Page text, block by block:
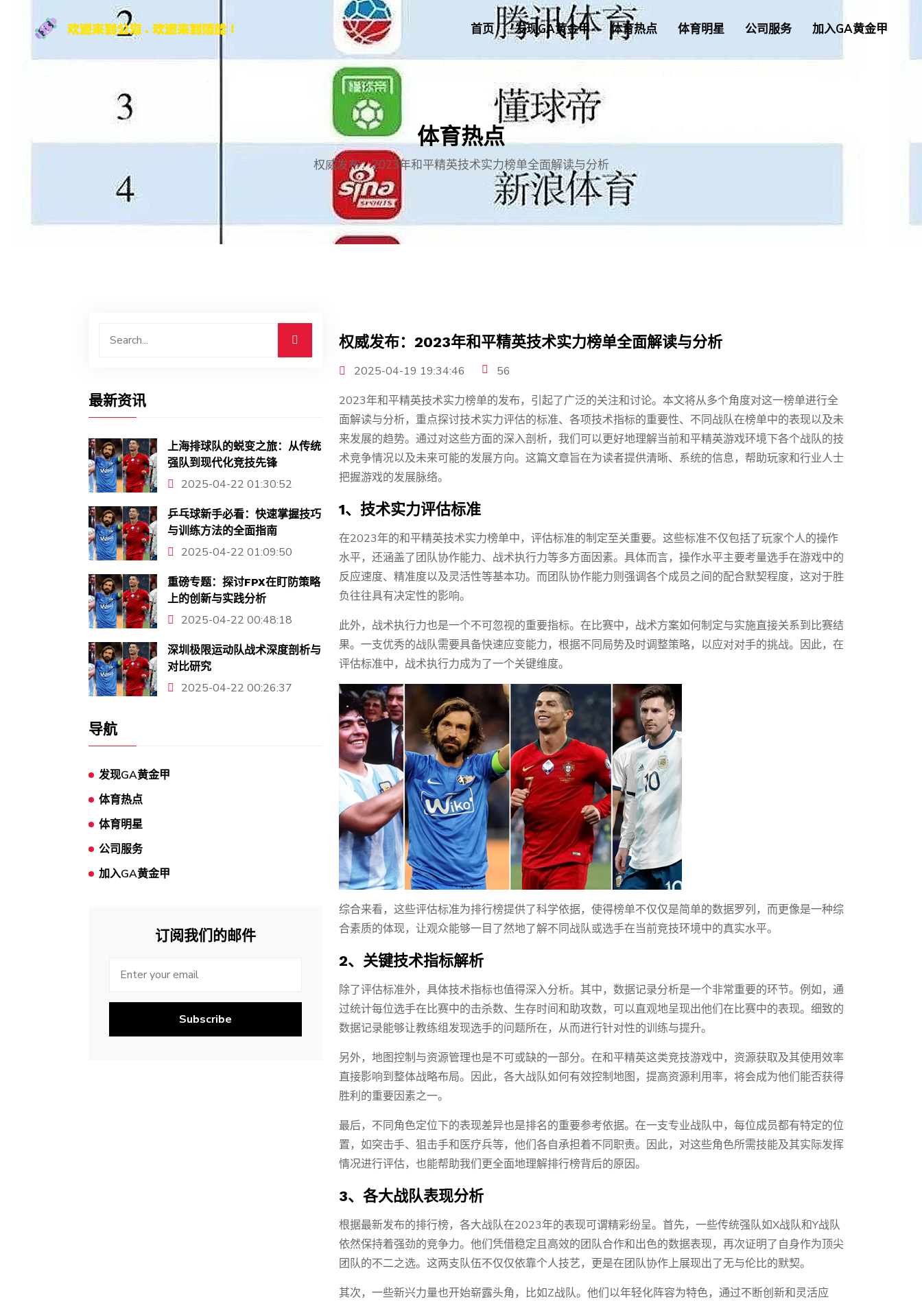
首页 发现GA黄金甲 体育热点 体育明星 公司服务 加入GA黄金甲
体育热点
权威发布：2023年和平精英技术实力榜单全面解读与分析
最新资讯
上海排球队的蜕变之旅：从传统
强队到现代化竞技先锋
2025-04-22 01:30:52
乒乓球新手必看：快速掌握技巧
与训练方法的全面指南
2025-04-22 01:09:50
重磅专题：探讨FPX在盯防策略
上的创新与实践分析
2025-04-22 00:48:18
深圳极限运动队战术深度剖析与
对比研究
2025-04-22 00:26:37
导航
发现GA黄金甲
体育热点
体育明星
公司服务
加入GA黄金甲
订阅我们的邮件
Subscribe
权威发布：2023年和平精英技术实力榜单全面解读与分析
2025-04-19 19:34:46
56
2023年和平精英技术实力榜单的发布，引起了广泛的关注和讨论。本文将从多个角度对这一榜单进行全
面解读与分析，重点探讨技术实力评估的标准、各项技术指标的重要性、不同战队在榜单中的表现以及未
来发展的趋势。通过对这些方面的深入剖析，我们可以更好地理解当前和平精英游戏环境下各个战队的技
术竞争情况以及未来可能的发展方向。这篇文章旨在为读者提供清晰、系统的信息，帮助玩家和行业人士
把握游戏的发展脉络。
1、技术实力评估标准
在2023年的和平精英技术实力榜单中，评估标准的制定至关重要。这些标准不仅包括了玩家个人的操作
水平，还涵盖了团队协作能力、战术执行力等多方面因素。具体而言，操作水平主要考量选手在游戏中的
反应速度、精准度以及灵活性等基本功。而团队协作能力则强调各个成员之间的配合默契程度，这对于胜
负往往具有决定性的影响。
此外，战术执行力也是一个不可忽视的重要指标。在比赛中，战术方案如何制定与实施直接关系到比赛结
果。一支优秀的战队需要具备快速应变能力，根据不同局势及时调整策略，以应对对手的挑战。因此，在
评估标准中，战术执行力成为了一个关键维度。
综合来看，这些评估标准为排行榜提供了科学依据，使得榜单不仅仅是简单的数据罗列，而更像是一种综
合素质的体现，让观众能够一目了然地了解不同战队或选手在当前竞技环境中的真实水平。
2、关键技术指标解析
除了评估标准外，具体技术指标也值得深入分析。其中，数据记录分析是一个非常重要的环节。例如，通
过统计每位选手在比赛中的击杀数、生存时间和助攻数，可以直观地呈现出他们在比赛中的表现。细致的
数据记录能够让教练组发现选手的问题所在，从而进行针对性的训练与提升。
另外，地图控制与资源管理也是不可或缺的一部分。在和平精英这类竞技游戏中，资源获取及其使用效率
直接影响到整体战略布局。因此，各大战队如何有效控制地图，提高资源利用率，将会成为他们能否获得
胜利的重要因素之一。
最后，不同角色定位下的表现差异也是排名的重要参考依据。在一支专业战队中，每位成员都有特定的位
置，如突击手、狙击手和医疗兵等，他们各自承担着不同职责。因此，对这些角色所需技能及其实际发挥
情况进行评估，也能帮助我们更全面地理解排行榜背后的原因。
3、各大战队表现分析
根据最新发布的排行榜，各大战队在2023年的表现可谓精彩纷呈。首先，一些传统强队如X战队和Y战队
依然保持着强劲的竞争力。他们凭借稳定且高效的团队合作和出色的数据表现，再次证明了自身作为顶尖
团队的不二之选。这两支队伍不仅仅依靠个人技艺，更是在团队协作上展现出了无与伦比的默契。
其次，一些新兴力量也开始崭露头角，比如Z战队。他们以年轻化阵容为特色，通过不断创新和灵活应